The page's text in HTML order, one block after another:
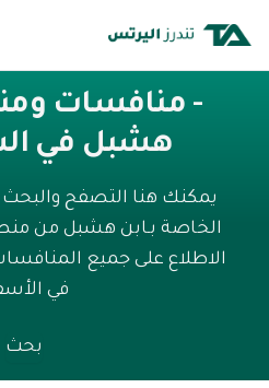
- منافسات
هشبل في
يمكنك هنا التصفح
الخاصة بـابن هشبل من
الاطلاع على جميع
في
بحث